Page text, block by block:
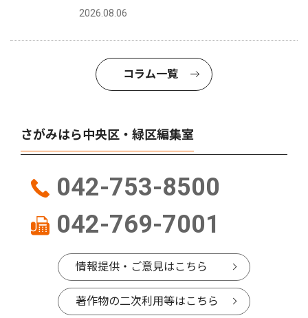
2026.08.06
コラム一覧
さがみはら中央区・緑区編集室
042-753-8500
042-769-7001
情報提供・ご意見はこちら
著作物の二次利用等はこちら